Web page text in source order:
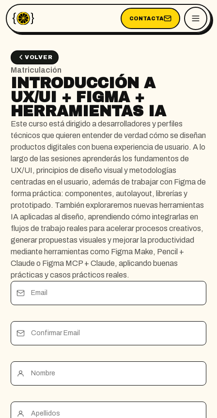
CONTACTA
VOLVER
Matriculación
INTRODUCCIÓN A
UX/UI + FIGMA +
HERRAMIENTAS IA
Este curso está dirigido a desarrolladores y perfiles
técnicos que quieren entender de verdad cómo se diseñan
productos digitales con buena experiencia de usuario. A lo
largo de las sesiones aprenderás los fundamentos de
UX/UI, principios de diseño visual y metodologías
centradas en el usuario, además de trabajar con Figma de
forma práctica: componentes, autolayout, librerías y
prototipado. También exploraremos nuevas herramientas
IA aplicadas al diseño, aprendiendo cómo integrarlas en
flujos de trabajo reales para acelerar procesos creativos,
generar propuestas visuales y mejorar la productividad
mediante herramientas como Figma Make, Pencil +
Claude o Figma MCP + Claude, aplicando buenas
prácticas y casos prácticos reales.
Email
Confirmar Email
Nombre
Apellidos